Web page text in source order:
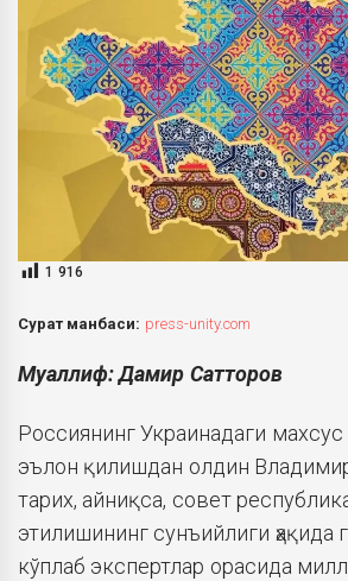
1 916
Сурат манбаси: press-unity.com
Муаллиф: Дамир Сатторов
Россиянинг Украинадаги махсус
эълон қилишдан олдин
тарих, айниқса, совет
этилишининг сунъийлиги ҳақида
кўплаб экспертлар орасида